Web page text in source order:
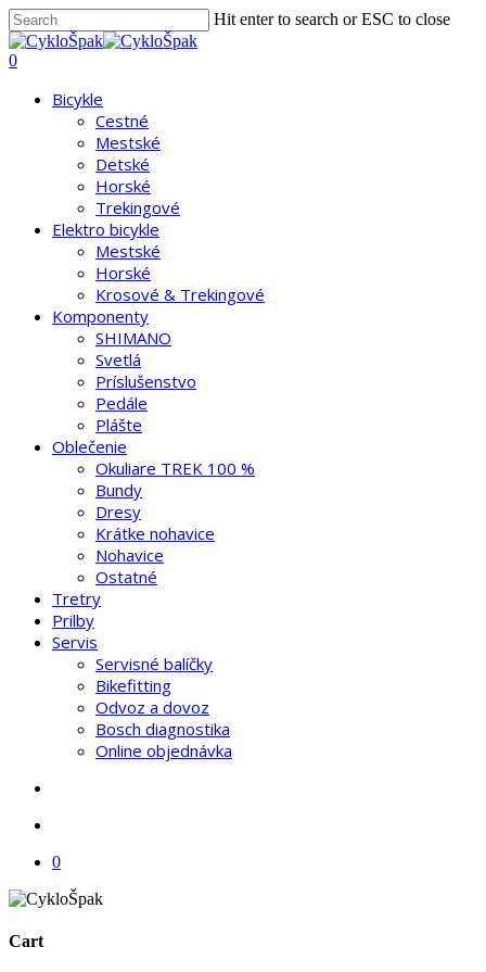
Skip
to
main
Hit enter to search or ESC to close
Close
Search
search
account
0
Bicykle
Cestné
Mestské
Detské
Horské
Trekingové
Elektro bicykle
Mestské
Horské
Krosové & Trekingové
Komponenty
SHIMANO
Svetlá
Príslušenstvo
Pedále
Plášte
Oblečenie
Okuliare TREK 100 %
Bundy
Dresy
Krátke nohavice
Nohavice
Ostatné
Tretry
Prilby
Servis
Servisné balíčky
Bikefitting
Odvoz a dovoz
Bosch diagnostika
Online objednávka
0
Cart